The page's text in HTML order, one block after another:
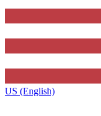
US (English)